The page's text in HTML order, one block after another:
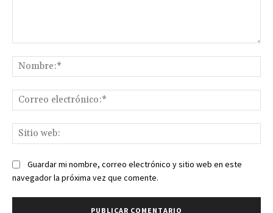
Guardar mi nombre, correo electrónico y sitio web en este
navegador la próxima vez que comente.